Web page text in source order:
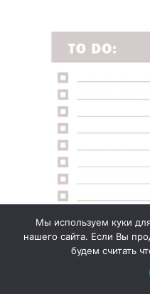
Мы используем куки
нашего сайта. Если Вы
будем считать